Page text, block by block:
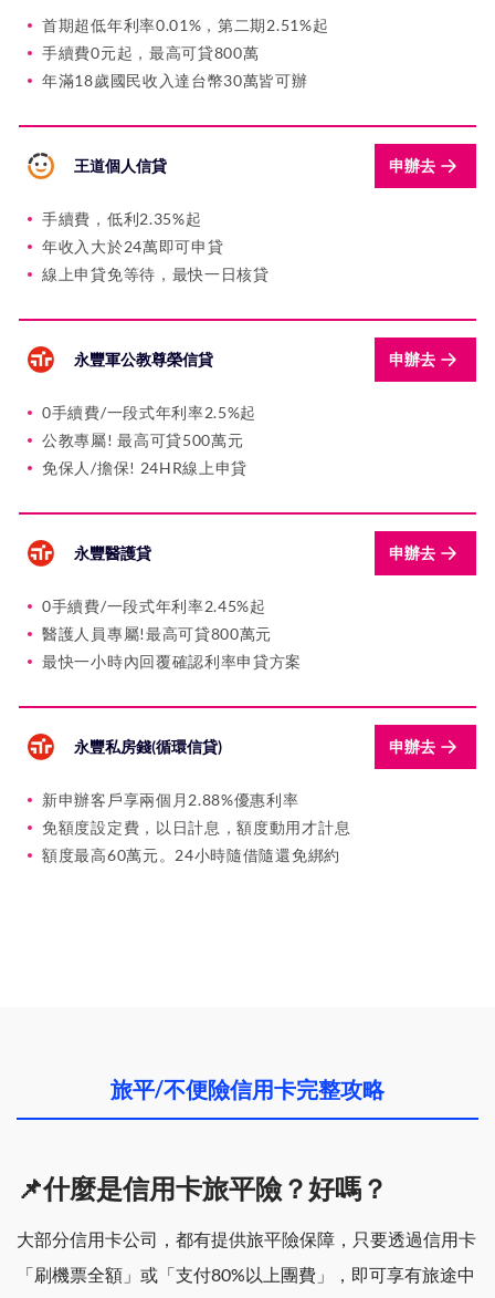
首期超低年利率0.01%，第二期2.51%起
手續費0元起，最高可貸800萬
年滿18歲國民收入達台幣30萬皆可辦
王道個人信貸 申辦去
手續費，低利2.35%起
年收入大於24萬即可申貸
線上申貸免等待，最快一日核貸
永豐軍公教尊榮信貸 申辦去
0手續費/一段式年利率2.5%起
公教專屬! 最高可貸500萬元
免保人/擔保! 24HR線上申貸
永豐醫護貸 申辦去
0手續費/一段式年利率2.45%起
醫護人員專屬!最高可貸800萬元
最快一小時內回覆確認利率申貸方案
永豐私房錢(循環信貸) 申辦去
新申辦客戶享兩個月2.88%優惠利率
免額度設定費，以日計息，額度動用才計息
額度最高60萬元。24小時隨借隨還免綁約
旅平/不便險信用卡完整攻略
📌什麼是信用卡旅平險？好嗎？
大部分信用卡公司，都有提供旅平險保障，只要透過信用卡
「刷機票全額」或「支付80%以上團費」，即可享有旅途中